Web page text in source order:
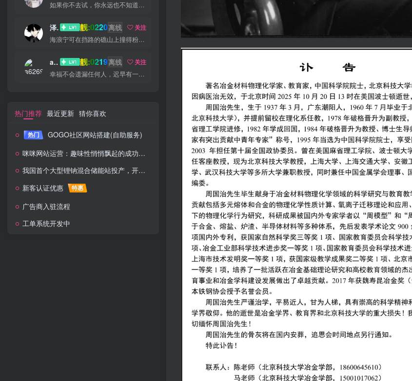
如果你不去试，你永远也不知道结果，所以去试试吧
泽宇 靓:0220离线
关注
海浪宁可在挡路的礁山上撞得粉碎，也不肯后退一步
a626911 靓:0219离线
关注
幸福不会遗漏任何人，迟早有一天它会找到你
热门推荐 最近更新 猜你喜欢
热门
GOGO社区网站搭建(自助服务)
咪咪网站运营：趣味性悄悄飘起的成功风头
我国首个大型锂钠混合储能站投产，开启储能新时代
新客认证优惠
特惠
广告商入驻流程
工单系统开发中